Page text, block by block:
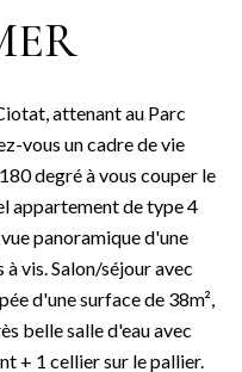
attenant au Parc
vous un cadre de vie
degré à vous couper le
appartement de type 4
panoramique d'une
à vis. Salon/séjour avec
d'une surface de 38m²,
belle salle d'eau avec
+ 1 cellier sur le pallier.